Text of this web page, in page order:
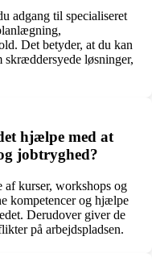
adgang til specialiseret
Det betyder, at du kan
løsninger,
hjælpe med at
jobtryghed?
kurser, workshops og
kompetencer og hjælpe
Derudover giver de
på arbejdspladsen.